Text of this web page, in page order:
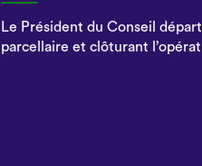
Le Président du Conseil
parcellaire et clôturant